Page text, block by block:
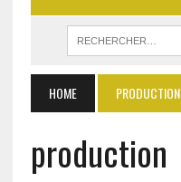
HOME PRODUCTION
production